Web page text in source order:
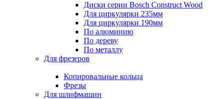
Диски серии Bosch Construct Wood
Для циркулярки 235мм
Для циркулярки 190мм
По алюминию
По дереву
По металлу
Для фрезеров
Копировальные кольца
Фрезы
Для шлифмашин